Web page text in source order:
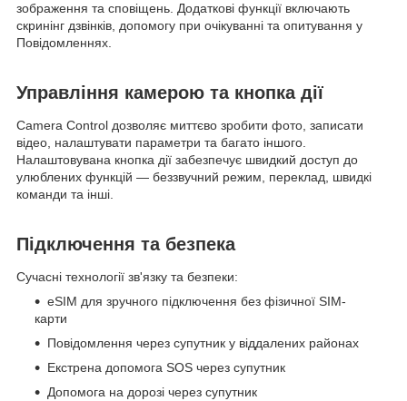
зображення та сповіщень. Додаткові функції включають
скринінг дзвінків, допомогу при очікуванні та опитування у
Повідомленнях.
Управління камерою та кнопка дії
Camera Control дозволяє миттєво зробити фото, записати
відео, налаштувати параметри та багато іншого.
Налаштовувана кнопка дії забезпечує швидкий доступ до
улюблених функцій — беззвучний режим, переклад, швидкі
команди та інші.
Підключення та безпека
Сучасні технології зв'язку та безпеки:
eSIM для зручного підключення без фізичної SIM-
карти
Повідомлення через супутник у віддалених районах
Екстрена допомога SOS через супутник
Допомога на дорозі через супутник